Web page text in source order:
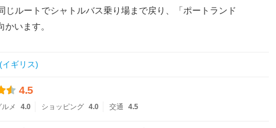
じルートでシャトルバス乗り場まで戻り、「ポートランド
います。
イギリス)
4.5
ルメ 4.0 ショッピング 4.0 交通 4.5